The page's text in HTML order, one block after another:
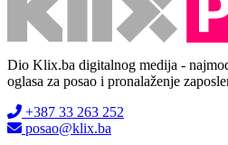
Dio Klix.ba digitalnog medija -
oglasa za posao i pronalaženje
+387 33 263 252
posao@klix.ba